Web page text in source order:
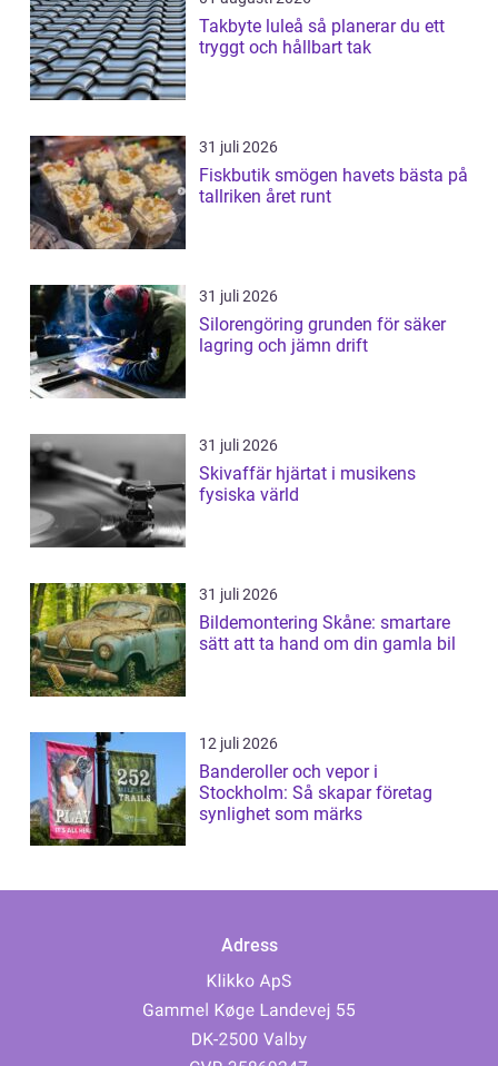
Takbyte luleå så planerar du ett
tryggt och hållbart tak
31 juli 2026
Fiskbutik smögen havets bästa på
tallriken året runt
31 juli 2026
Silorengöring grunden för säker
lagring och jämn drift
31 juli 2026
Skivaffär hjärtat i musikens
fysiska värld
31 juli 2026
Bildemontering Skåne: smartare
sätt att ta hand om din gamla bil
12 juli 2026
Banderoller och vepor i
Stockholm: Så skapar företag
synlighet som märks
Adress